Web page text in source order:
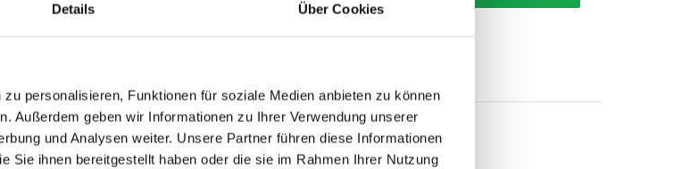
Details Über Cookies
personalisieren, Funktionen für soziale Medien anbieten zu können
Außerdem geben wir Informationen zu Ihrer Verwendung unserer
und Analysen weiter. Unsere Partner führen diese Informationen
Sie ihnen bereitgestellt haben oder die sie im Rahmen Ihrer Nutzung